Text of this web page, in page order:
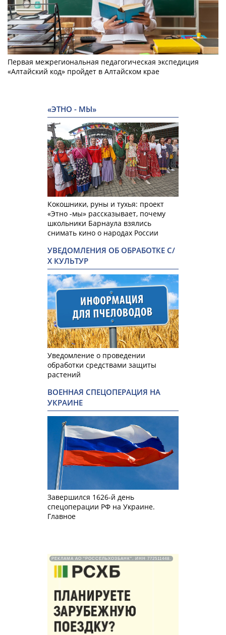
Первая межрегиональная педагогическая экспедиция
«Алтайский код» пройдет в Алтайском крае
«ЭТНО - МЫ»
Кокошники, руны и тухья: проект
«Этно -мы» рассказывает, почему
школьники Барнаула взялись
снимать кино о народах России
УВЕДОМЛЕНИЯ ОБ ОБРАБОТКЕ С/
Х КУЛЬТУР
Уведомление о проведении
обработки средствами защиты
растений
ВОЕННАЯ СПЕЦОПЕРАЦИЯ НА
УКРАИНЕ
Завершился 1626-й день
спецоперации РФ на Украине.
Главное
РЕКЛАМА АО "РОССЕЛЬХОЗБАНК". ИНН 772511448.